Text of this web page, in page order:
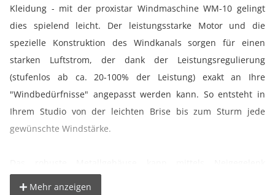
Kleidung - mit der proxistar Windmaschine WM-10 gelingt
dies spielend leicht. Der leistungsstarke Motor und die
spezielle Konstruktion des Windkanals sorgen für einen
starken Luftstrom, der dank der Leistungsregulierung
(stufenlos ab ca. 20-100% der Leistung) exakt an Ihre
"Windbedürfnisse" angepasst werden kann. So entsteht in
Ihrem Studio von der leichten Brise bis zum Sturm jede
gewünschte Windstärke.
Mehr anzeigen